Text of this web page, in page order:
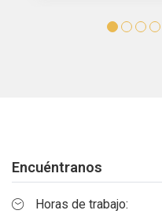
Encuéntranos
Horas de trabajo: